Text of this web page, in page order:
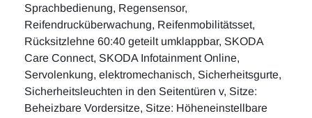
Sprachbedienung, Regensensor,
Reifendrucküberwachung, Reifenmobilitätsset,
Rücksitzlehne 60:40 geteilt umklappbar, SKODA
Care Connect, SKODA Infotainment Online,
Servolenkung, elektromechanisch, Sicherheitsgurte,
Sicherheitsleuchten in den Seitentüren v, Sitze:
Beheizbare Vordersitze, Sitze: Höheneinstellbare